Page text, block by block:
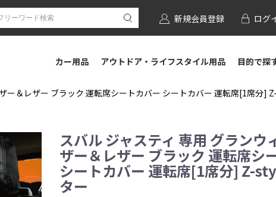
新規会員登録 ログ
カー用品 アウトドア・ライフスタイル用品 目的で探
ー＆レザー ブラック 運転席シートカバー シートカバー 運転席[1席分]
スバル ジャスティ 専用 グランウ
ザー＆レザー ブラック 運転席シ
シートカバー 運転席[1席分] Z-
ター